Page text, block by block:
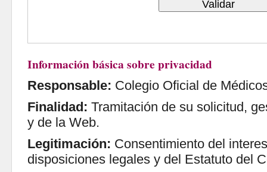
Información básica sobre privacidad
Responsable: Colegio Oficial de
Finalidad: Tramitación de su solicitud,
y de la Web.
Legitimación: Consentimiento del
disposiciones legales y del Estatuto del